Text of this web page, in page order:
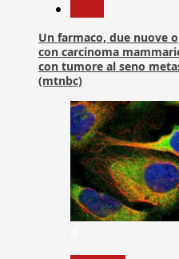
Un farmaco, due nuove
con carcinoma
con tumore al seno
(mtnbc)